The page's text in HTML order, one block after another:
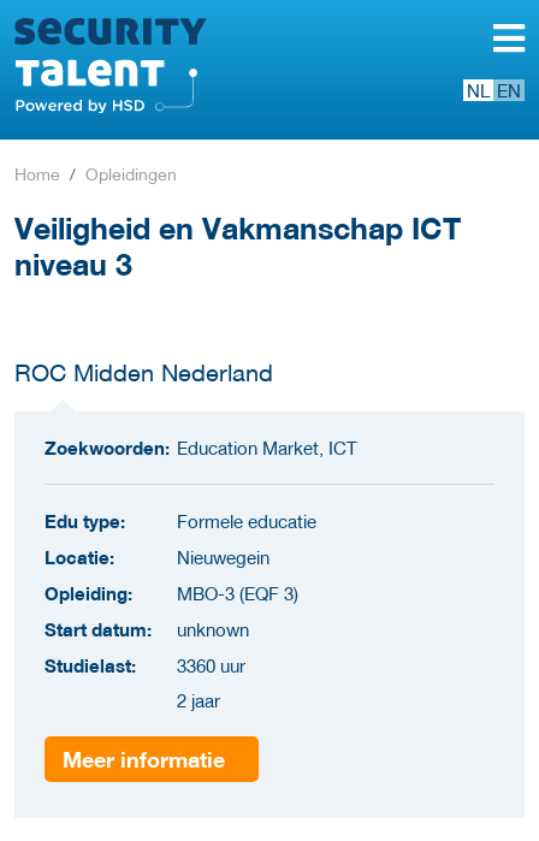
NL EN
Home Opleidingen
Veiligheid en Vakmanschap ICT
niveau 3
ROC Midden Nederland
Zoekwoorden: Education Market, ICT
Edu type:
Formele educatie
Locatie:
Nieuwegein
Opleiding:
MBO-3 (EQF 3)
Start datum:
unknown
Studielast:
3360 uur
2 jaar
Meer informatie